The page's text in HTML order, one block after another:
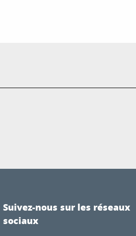
Suivez-nous sur les réseaux
sociaux